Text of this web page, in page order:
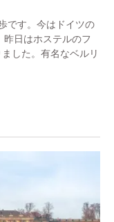
です。今はドイツの
日はホステルのフ
した。有名なベルリ